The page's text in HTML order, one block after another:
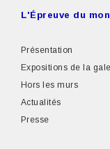
L'Épreuve du
Présentation
Expositions de la
Hors les murs
Actualités
Presse